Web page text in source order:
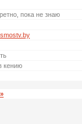
пока не знаю
кению